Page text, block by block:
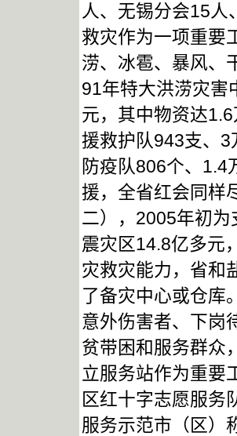
人、无锡分会15人
救灾作为一项重要
涝、冰雹、暴风、
91年特大洪涝灾害
元，其中物资达
援救护队943支、
防疫队806个、1.4
援，全省红会同样
二），2005年初
震灾区14.8亿多元
灾救灾能力，省和
了备灾中心或仓库
意外伤害者、下岗
贫带困和服务群众
立服务站作为重要
区红十字志愿服务
服务示范市（区）